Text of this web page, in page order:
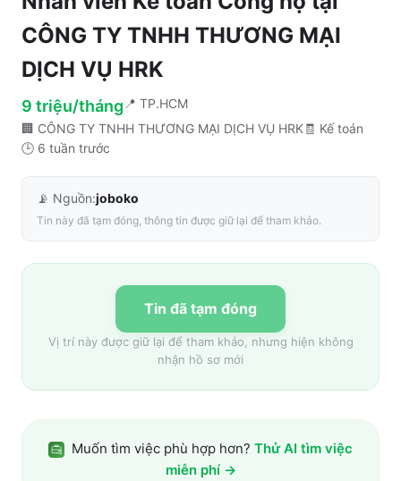
CÔNG TY TNHH THƯƠNG MẠI
DỊCH VỤ HRK
9 triệu/tháng 📍 TP.HCM
🏢 CÔNG TY TNHH THƯƠNG MẠI DỊCH VỤ HRK🧾 Kế toán
🕒 6 tuần trước
📡 Nguồn:joboko
Tin này đã tạm đóng, thông tin được giữ lại để tham khảo.
Tin đã tạm đóng
Vị trí này được giữ lại để tham khảo, nhưng hiện không
nhận hồ sơ mới
Muốn tìm việc phù hợp hơn? Thử AI tìm việc
miễn phí →